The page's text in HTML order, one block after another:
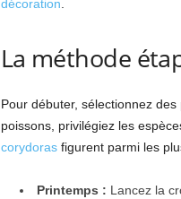
décoration
La méthode
Pour débuter, sélectionnez
poissons, privilégiez les
corydorasfigurent parmi les
Printemps : Lancez la